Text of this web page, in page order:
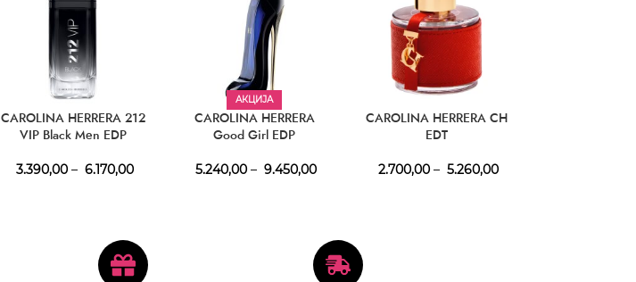
CAROLINA HERRERA 212
VIP Black Men EDP
3.390,00 – 6.170,00
АКЦИЈА
CAROLINA HERRERA
Good Girl EDP
5.240,00 – 9.450,00
CAROLINA HERRERA CH
EDT
2.700,00 – 5.260,00